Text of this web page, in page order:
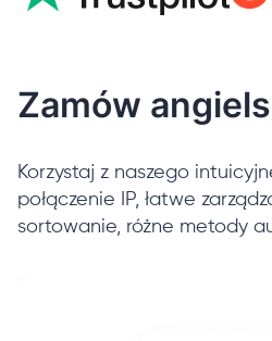
Zamów
Korzystaj z naszego
połączenie IP, łatwe
sortowanie, różne metody